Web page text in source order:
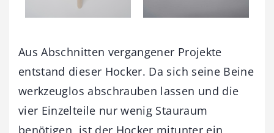
Aus Abschnitten vergangener Projekte
entstand dieser Hocker. Da sich seine Beine
werkzeuglos abschrauben lassen und die
vier Einzelteile nur wenig Stauraum
benötigen, ist der Hocker mitunter ein